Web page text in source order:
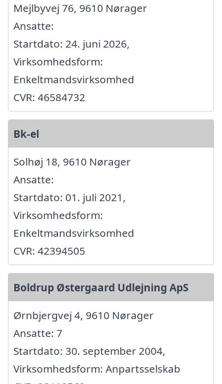
Mejlbyvej 76, 9610 Nørager
Ansatte:
Startdato: 24. juni 2026,
Virksomhedsform:
Enkeltmandsvirksomhed
CVR: 46584732
Bk-el
Solhøj 18, 9610 Nørager
Ansatte:
Startdato: 01. juli 2021,
Virksomhedsform:
Enkeltmandsvirksomhed
CVR: 42394505
Boldrup Østergaard Udlejning ApS
Ørnbjergvej 4, 9610 Nørager
Ansatte: 7
Startdato: 30. september 2004,
Virksomhedsform: Anpartsselskab